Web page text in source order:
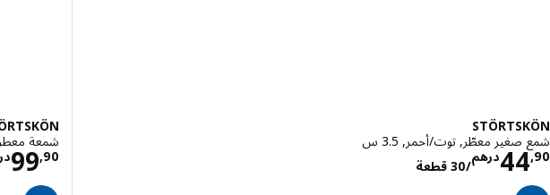
STÖRTSKÖN
شمع صغير معطّر, توت/أحمر, 3.5 س
درهم44,90
/30 قطعة الاسعار درهم 44,90/30 قطعة
شمعة
99,90